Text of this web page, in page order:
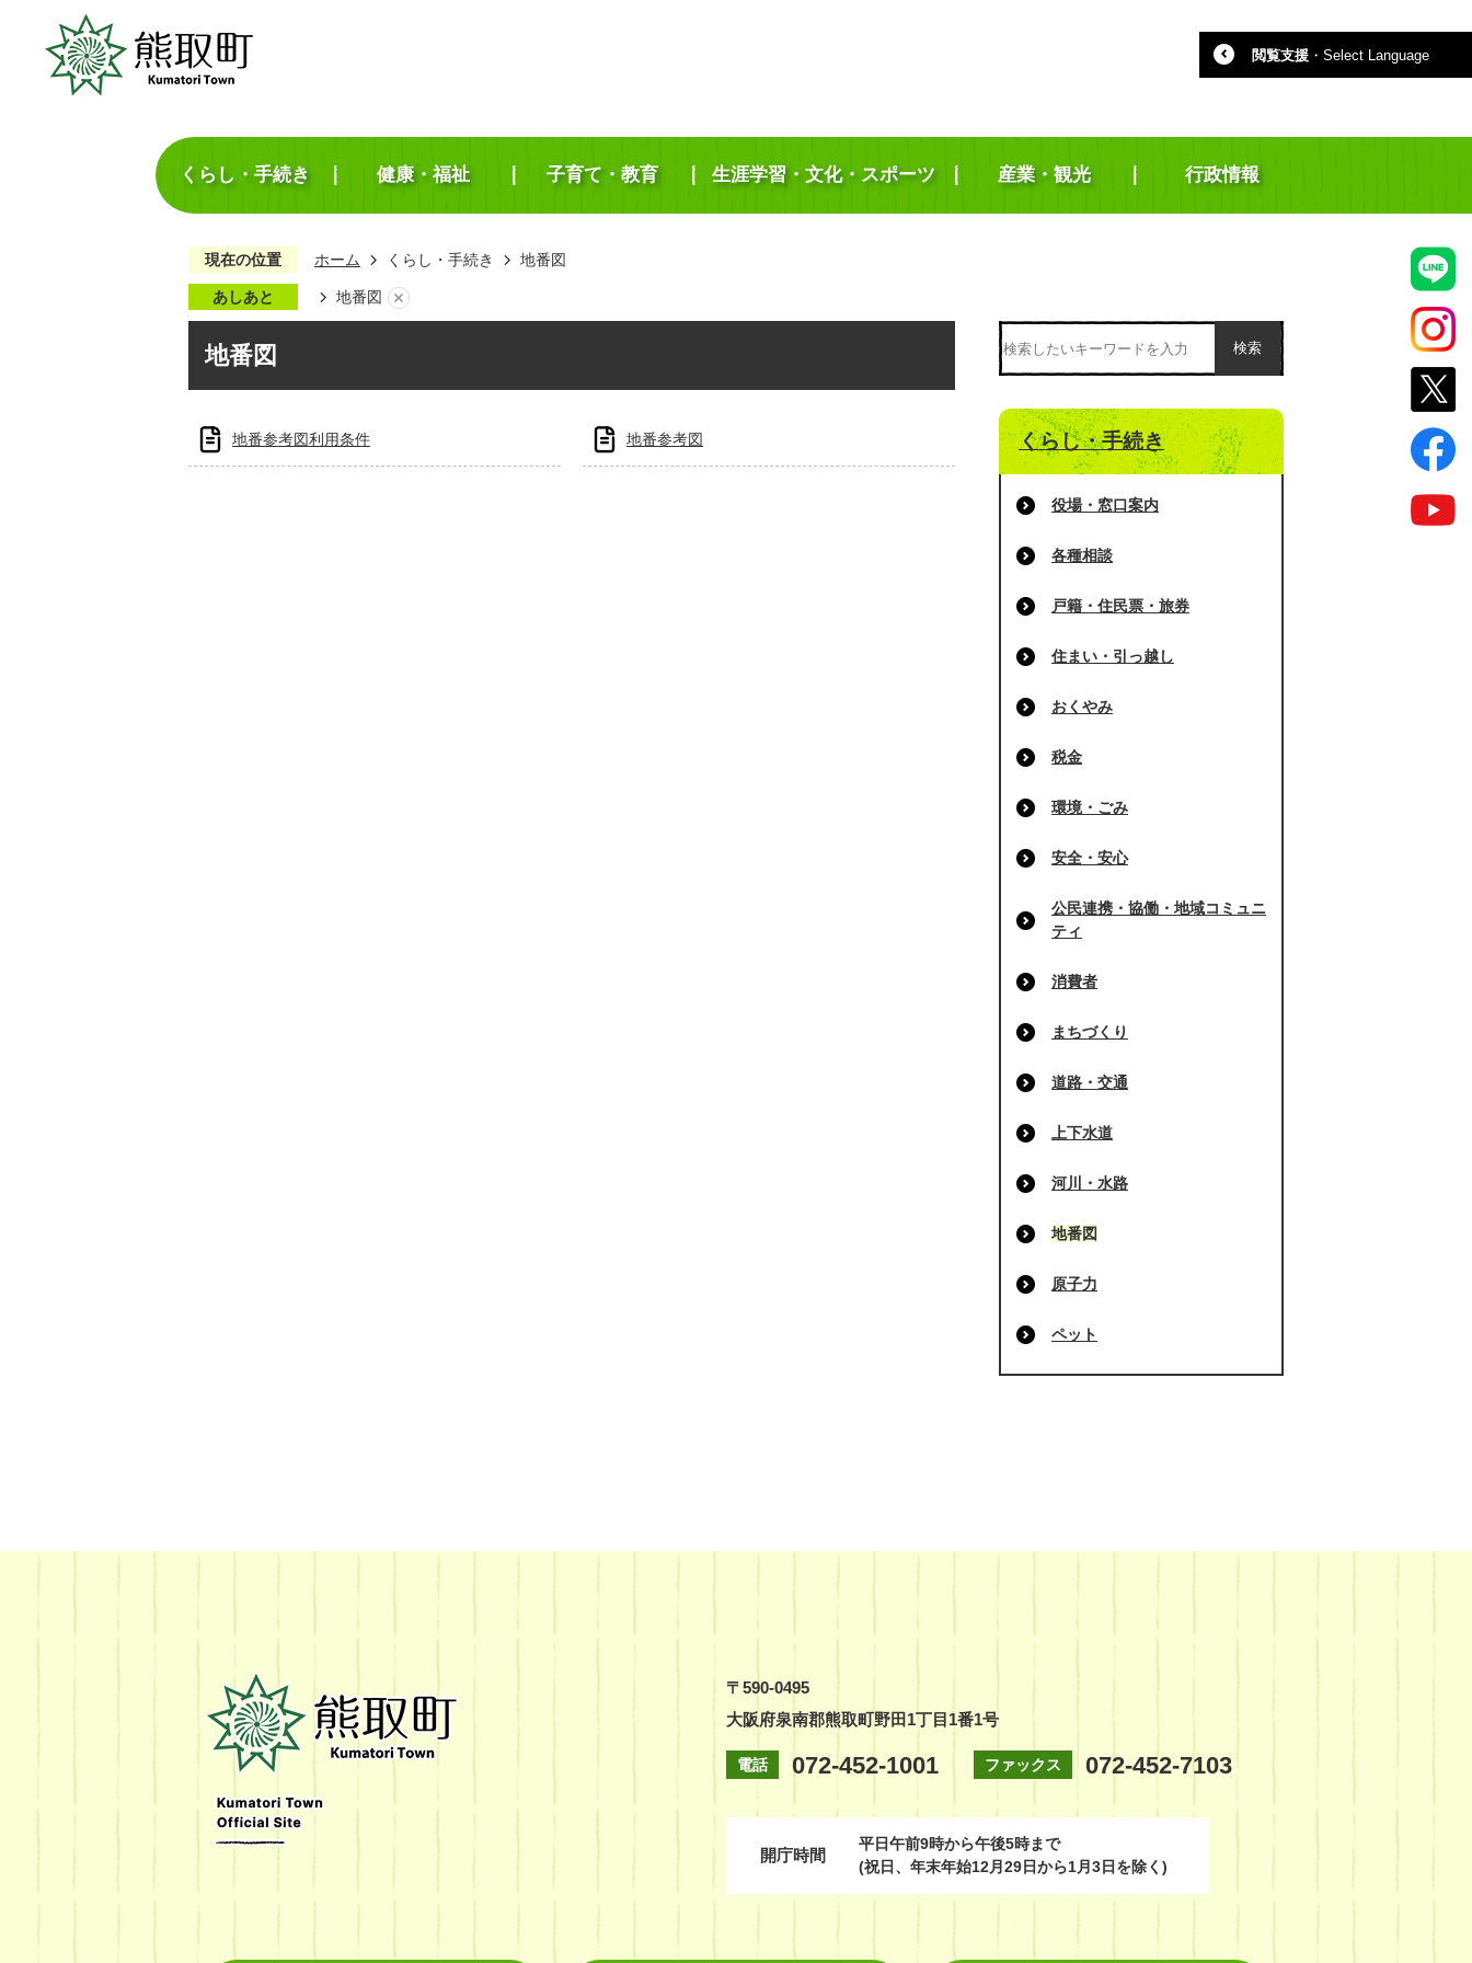
閲覧支援 ・ Select Language
くらし・手続き 健康・福祉 子育て・教育 生涯学習・文化・スポーツ 産業・観光 行政情報
現在の位置 ホーム くらし・手続き 地番図
あしあと 地番図
地番図
地番参考図利用条件 地番参考図
検索
くらし・手続き
役場・窓口案内
各種相談
戸籍・住民票・旅券
住まい・引っ越し
おくやみ
税金
環境・ごみ
安全・安心
公民連携・協働・地域コミュニ
ティ
消費者
まちづくり
道路・交通
上下水道
河川・水路
地番図
原子力
ペット
町
Kumatori
Town
Official
Site
〒590-0495
大阪府泉南郡熊取町野田1丁目1番1号
電話 072-452-1001 ファックス 072-452-7103
開庁時間
平日午前9時から午後5時まで
(祝日、年末年始12月29日から1月3日を除く)